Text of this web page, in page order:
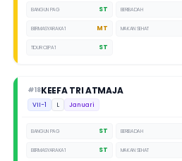
BANGUN PAGI ST BERIBADAH
BERMASYARAKAT MT MAKAN SEHAT
TIDUR CEPAT ST
#18KEEFA TRI ATMAJA
VII-1 L Januari
BANGUN PAGI ST BERIBADAH
BERMASYARAKAT ST MAKAN SEHAT